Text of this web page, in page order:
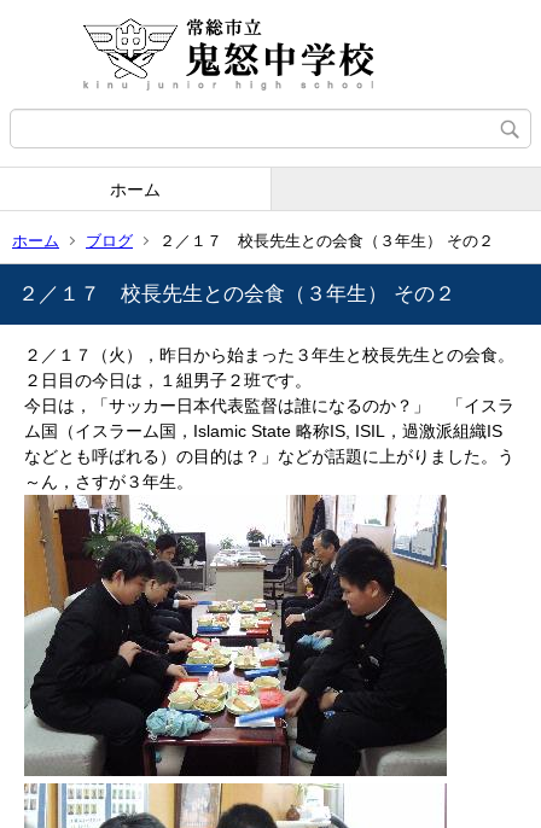
ホーム
ホーム ブログ ２／１７ 校長先生との会食（３年生） その２
２／１７ 校長先生との会食（３年生） その２
２／１７（火），昨日から始まった３年生と校長先生との会食。
２日目の今日は，１組男子２班です。
今日は，「サッカー日本代表監督は誰になるのか？」 「イスラ
ム国（イスラーム国， Islamic State 略称IS, ISIL，過激派組織IS
などとも呼ばれる）の目的は？」などが話題に上がりました。う
～ん，さすが３年生。